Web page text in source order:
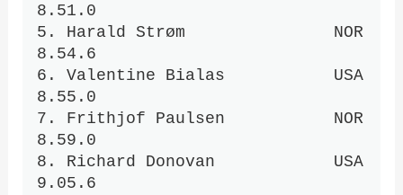
8.51.0
5. Harald Strøm               NOR
8.54.6
6. Valentine Bialas           USA
8.55.0
7. Frithjof Paulsen           NOR
8.59.0
8. Richard Donovan            USA
9.05.6